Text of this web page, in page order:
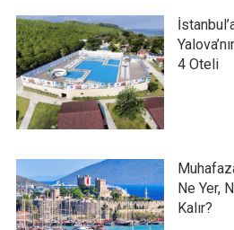
4 Oteli
Ne Yer,
Kalır?